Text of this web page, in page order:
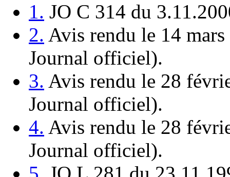
1. JO C 314 du
2. Avis rendu le 14
Journal officiel).
3. Avis rendu le 28
Journal officiel).
4. Avis rendu le 28
Journal officiel).